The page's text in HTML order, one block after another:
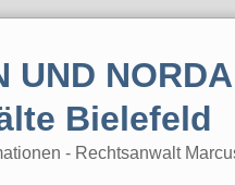
UND
Bielefeld
- Rechtsanwalt